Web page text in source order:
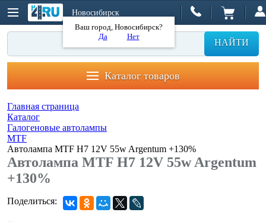
Новосибирск
Ваш город, Новосибирск?
Да
Нет
НАЙТИ
Каталог товаров
Главная страница
Каталог
Галогеновые автолампы
MTF
Автолампа MTF H7 12V 55w Argentum +130%
Автолампа MTF H7 12V 55w Argentum
+130%
Поделиться: